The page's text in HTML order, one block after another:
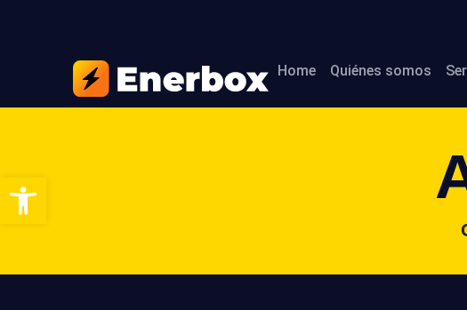
Abrir barra de herramientas
Home Quiénes somos